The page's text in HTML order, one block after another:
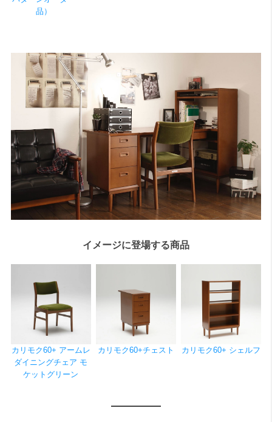
品）
イメージに登場する商品
カリモク60+ アームレ
ダイニングチェア モ
ケットグリーン
カリモク60+チェスト カリモク60+ シェルフ